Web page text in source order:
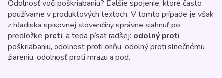
Odolnosť voči poškriabaniu? Ďalšie spojenie, ktoré často
používame v produktových textoch. V tomto prípade je však
z hľadiska spisovnej slovenčiny správne siahnuť po
predložke proti, a teda písať radšej: odolný proti
poškriabaniu, odolnosť proti ohňu, odolný proti slnečnému
žiareniu, odolnosť proti mrazu a pod.